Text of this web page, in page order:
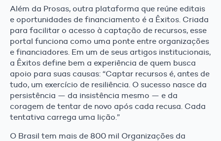
Além da Prosas, outra plataforma que reúne editais
e oportunidades de financiamento é a Êxitos. Criada
para facilitar o acesso à captação de recursos, esse
portal funciona como uma ponte entre organizações
e financiadores. Em um de seus artigos institucionais,
a Êxitos define bem a experiência de quem busca
apoio para suas causas: “Captar recursos é, antes de
tudo, um exercício de resiliência. O sucesso nasce da
persistência — da insistência mesmo — e da
coragem de tentar de novo após cada recusa. Cada
tentativa carrega uma lição.”
O Brasil tem mais de 800 mil Organizações da